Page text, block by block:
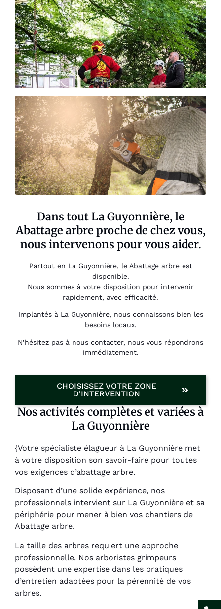
Dans tout La Guyonnière, le
Abattage arbre proche de chez vous,
nous intervenons pour vous aider.
Partout en La Guyonnière, le Abattage arbre est
disponible.
Nous sommes à votre disposition pour intervenir
rapidement, avec efficacité.
Implantés à La Guyonnière, nous connaissons bien les
besoins locaux.
N’hésitez pas à nous contacter, nous vous répondrons
immédiatement.
CHOISISSEZ VOTRE ZONE
D'INTERVENTION
Nos activités complètes et variées à
La Guyonnière
{Votre spécialiste élagueur à La Guyonnière met
à votre disposition son savoir-faire pour toutes
vos exigences d’abattage arbre.
Disposant d’une solide expérience, nos
professionnels intervient sur La Guyonnière et sa
périphérie pour mener à bien vos chantiers de
Abattage arbre.
La taille des arbres requiert une approche
professionnelle. Nos arboristes grimpeurs
possèdent une expertise dans les pratiques
d’entretien adaptées pour la pérennité de vos
arbres.